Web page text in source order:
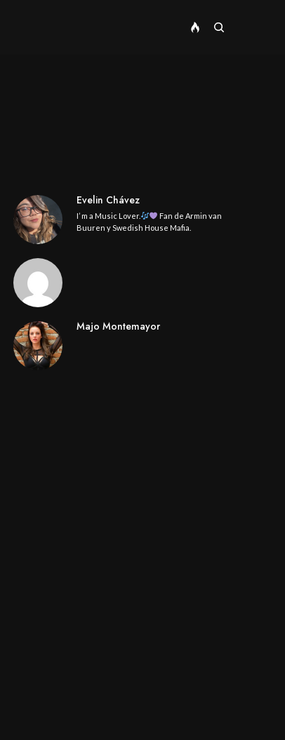
Evelin Chávez
I’ m a Music Lover.
Fan de Armin van
Buuren y Swedish House Mafia.
Majo Montemayor